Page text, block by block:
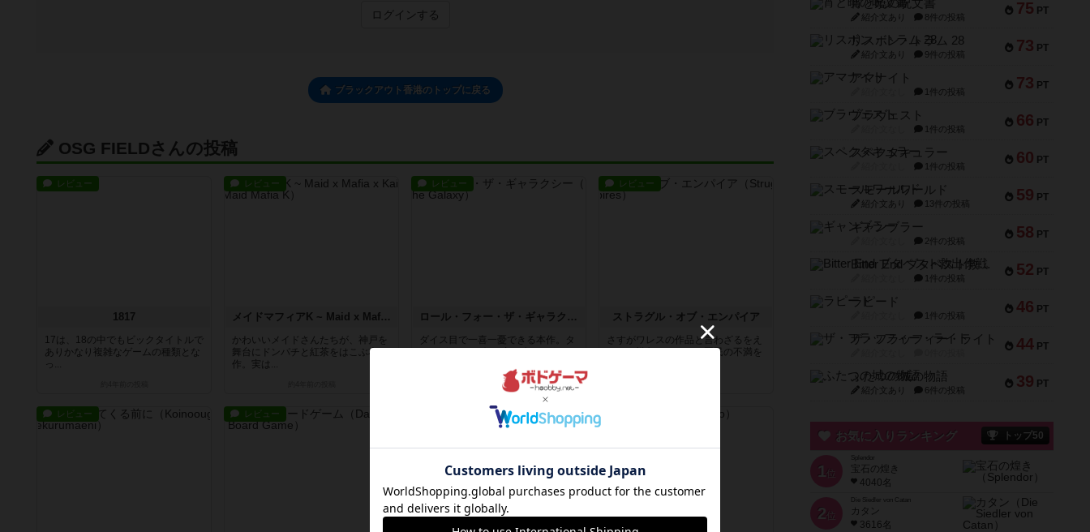
ログインする
ブラックアウト香港のトップに戻る
OSG FIELDさんの投稿
レビュー
1817
17は、18の中でもビックタイトルで
ありかなり複雑なゲームの種類とな
っ...
レビュー
メイドマフィアK ~ Maid x Mafia x Kai ~
かわいいメイドさんたちが、神戸を
舞台にドンパチと紅茶をはこぶ本
作。実は...
レビュー
ロール・フォー・ザ・ギャラクシー
ダイス目で一喜一憂できる本作。タ
の投稿
レビュー
ストラグル・オブ・エンパイア
さすがワレスの作品と言わざるをえ
ない。戦争とはいかに国民の不満を
レビュー レビュー
75 PT
宵と暁の呪文書
紹介文あり 8件の投稿
73 PT
リスボン・トラム 28
紹介文あり 9件の投稿
73 PT
アマナイト
1件の投稿
66 PT
ブラヴェスト
1件の投稿
60 PT
スペクタキュラー
1件の投稿
59 PT
スモールワールド
紹介文あり 13件の投稿
58 PT
ギャンブラー
2件の投稿
52 PT
Bitter End ブタペスト救出作戦
1件の投稿
46 PT
ラピード
1件の投稿
44 PT
ザ・フラッフィー・ライト
39 PT
ふたつの城の物語
紹介文あり 6件の投稿
お気に入りランキング トップ50
1 位
宝石の煌き
4040名
2 位
Die Siedler von Catan
カタン
3616名